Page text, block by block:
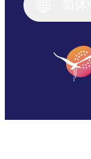
English
English
Français